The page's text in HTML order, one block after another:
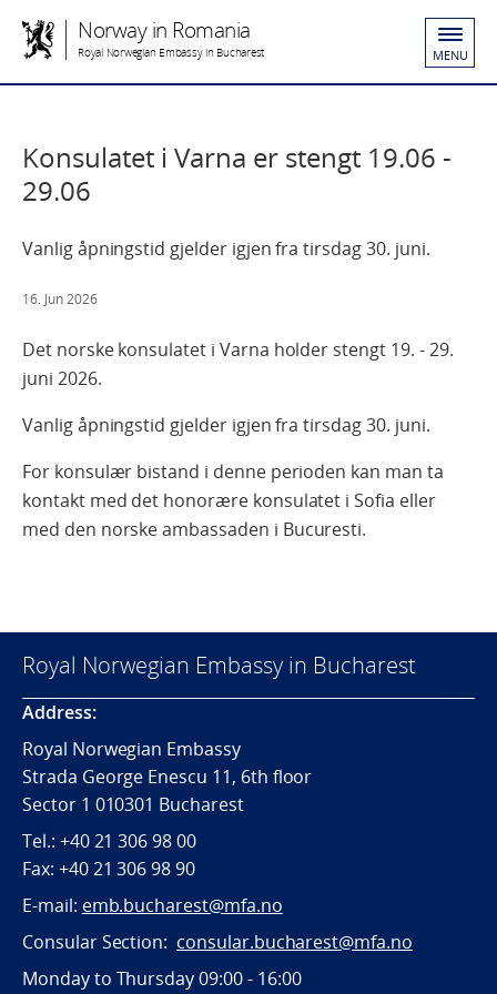
Norway in Romania
Royal Norwegian Embassy in Bucharest MENU
Konsulatet i Varna er stengt 19.06 -
29.06
Vanlig åpningstid gjelder igjen fra tirsdag 30. juni.
16. Jun 2026
Det norske konsulatet i Varna holder stengt 19. - 29.
juni 2026.
Vanlig åpningstid gjelder igjen fra tirsdag 30. juni.
For konsulær bistand i denne perioden kan man ta
kontakt med det honorære konsulatet i Sofia eller
med den norske ambassaden i Bucuresti.
Royal Norwegian Embassy in Bucharest
Address:
Royal Norwegian Embassy
Strada George Enescu 11, 6th floor
Sector 1 010301 Bucharest
Tel.: +40 21 306 98 00
Fax: +40 21 306 98 90
E-mail: emb.bucharest@mfa.no
Consular Section: consular.bucharest@mfa.no
Monday to Thursday 09:00 - 16:00